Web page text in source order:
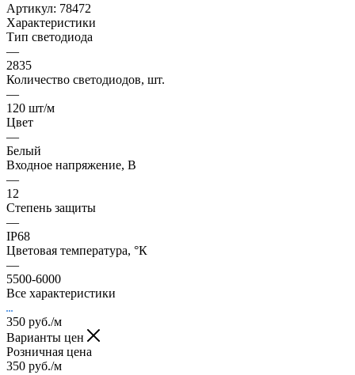
Артикул: 78472
Характеристики
Тип светодиода
—
2835
Количество светодиодов, шт.
—
120 шт/м
Цвет
—
Белый
Входное напряжение, В
—
12
Степень защиты
—
IP68
Цветовая температура, °К
—
5500-6000
Все характеристики
350 руб./м
Варианты цен
Розничная цена
350 руб./м